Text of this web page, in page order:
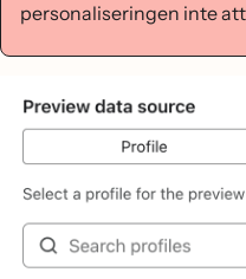
personaliseringen inte